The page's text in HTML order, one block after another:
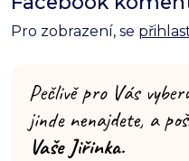
Pro zobrazení, se
Pečlivě pro Vás
jinde nenajdete, a
Vaše Jiřinka.